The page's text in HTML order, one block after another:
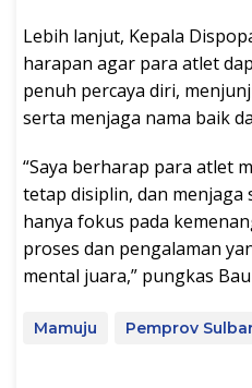
Lebih lanjut, Kepala
harapan agar para atlet
penuh percaya diri,
serta menjaga nama baik
“Saya berharap para atlet
tetap disiplin, dan menjaga
hanya fokus pada
proses dan pengalaman
mental juara,” pungkas
Mamuju Pemprov